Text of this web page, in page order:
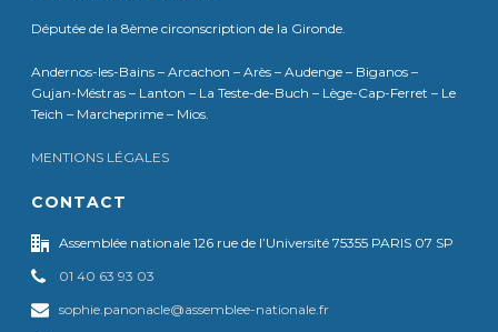
Députée de la 8ème circonscription de la Gironde.
Andernos-les-Bains – Arcachon – Arès – Audenge – Biganos –
Gujan-Méstras – Lanton – La Teste-de-Buch – Lège-Cap-Ferret – Le
Teich – Marcheprime – Mios.
MENTIONS LÉGALES
CONTACT
Assemblée nationale 126 rue de l’Université 75355 PARIS 07 SP
01 40 63 93 03
sophie.panonacle@assemblee-nationale.fr